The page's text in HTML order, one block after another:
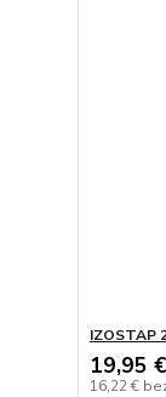
IZOSTAP
19,95 €
16,22 €